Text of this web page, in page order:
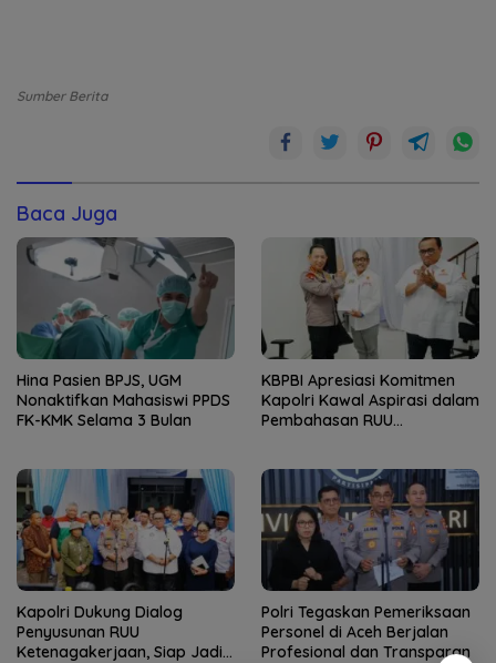
Sumber Berita
Baca Juga
Hina Pasien BPJS, UGM
Nonaktifkan Mahasiswi PPDS
FK-KMK Selama 3 Bulan
KBPBI Apresiasi Komitmen
Kapolri Kawal Aspirasi dalam
Pembahasan RUU
Kapolri Dukung Dialog
Penyusunan RUU
Ketenagakerjaan, Siap Jadi
Polri Tegaskan Pemeriksaan
Personel di Aceh Berjalan
Profesional dan Transparan